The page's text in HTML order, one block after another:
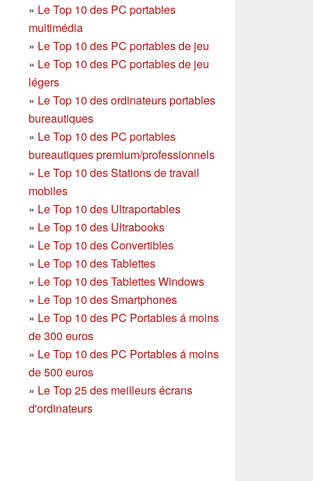
» Le Top 10 des PC portables
multimédia
» Le Top 10 des PC portables de jeu
» Le Top 10 des PC portables de jeu
légers
» Le Top 10 des ordinateurs portables
bureautiques
» Le Top 10 des PC portables
bureautiques premium/professionnels
» Le Top 10 des Stations de travail
mobiles
» Le Top 10 des Ultraportables
» Le Top 10 des Ultrabooks
» Le Top 10 des Convertibles
» Le Top 10 des Tablettes
» Le Top 10 des Tablettes Windows
» Le Top 10 des Smartphones
» Le Top 10 des PC Portables á moins
de 300 euros
» Le Top 10 des PC Portables á moins
de 500 euros
» Le Top 25 des meilleurs écrans
d'ordinateurs